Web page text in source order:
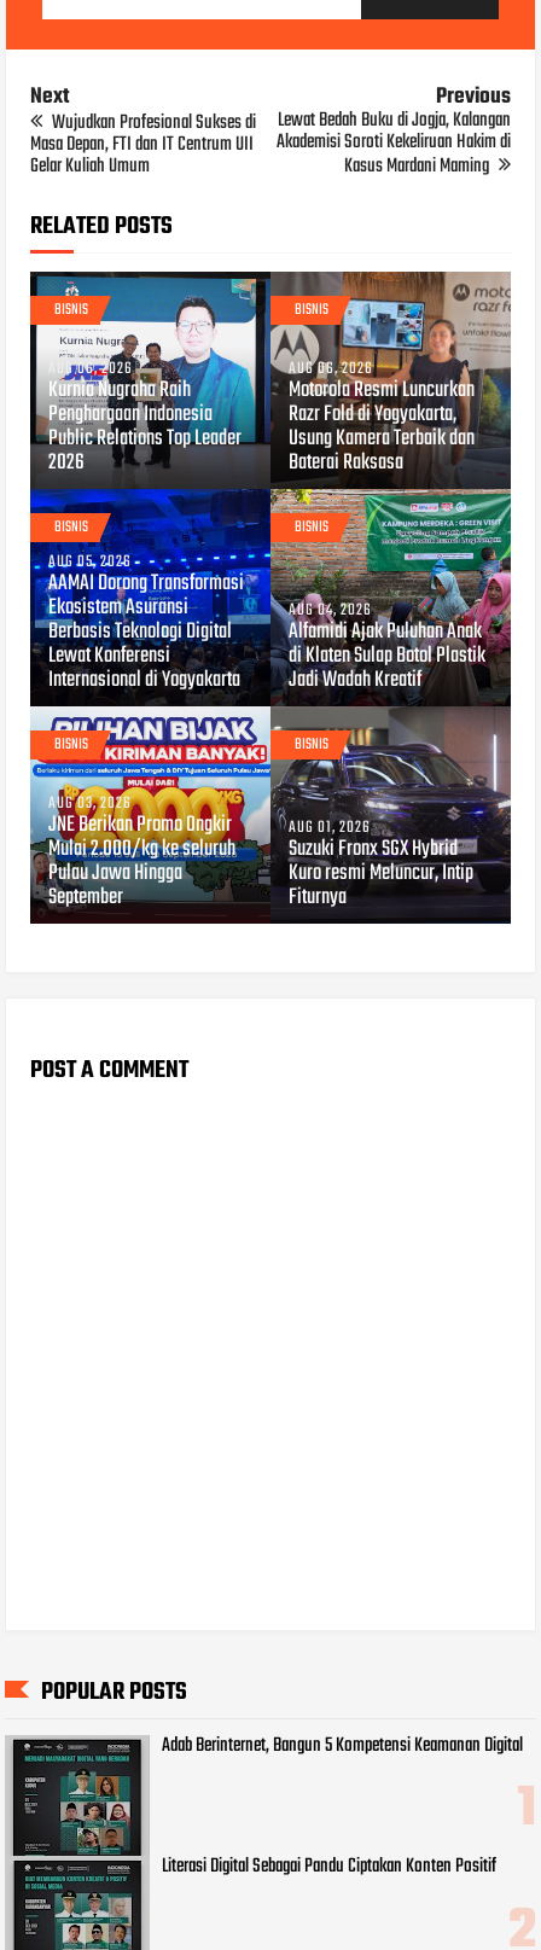
Next
Wujudkan Profesional Sukses di
Masa Depan, FTI dan IT Centrum UII
Gelar Kuliah Umum
Previous
Lewat Bedah Buku di Jogja, Kalangan
Akademisi Soroti Kekeliruan Hakim di
Kasus Mardani Maming
RELATED POSTS
BISNIS
AUG 06, 2026
Kurnia Nugraha Raih
Penghargaan Indonesia
Public Relations Top Leader
2026
BISNIS
AUG 06, 2026
Motorola Resmi Luncurkan
Razr Fold di Yogyakarta,
Usung Kamera Terbaik dan
Baterai Raksasa
BISNIS
AUG 05, 2026
AAMAI Dorong Transformasi
Ekosistem Asuransi
Berbasis Teknologi Digital
Lewat Konferensi
Internasional di Yogyakarta
BISNIS
AUG 04, 2026
Alfamidi Ajak Puluhan Anak
di Klaten Sulap Botol Plastik
Jadi Wadah Kreatif
BISNIS
AUG 03, 2026
JNE Berikan Promo Ongkir
Mulai 2.000/kg ke seluruh
Pulau Jawa Hingga
September
BISNIS
AUG 01, 2026
Suzuki Fronx SGX Hybrid
Kuro resmi Meluncur, Intip
Fiturnya
POST A COMMENT
POPULAR POSTS
Adab Berinternet, Bangun 5 Kompetensi Keamanan Digital
Literasi Digital Sebagai Pandu Ciptakan Konten Positif